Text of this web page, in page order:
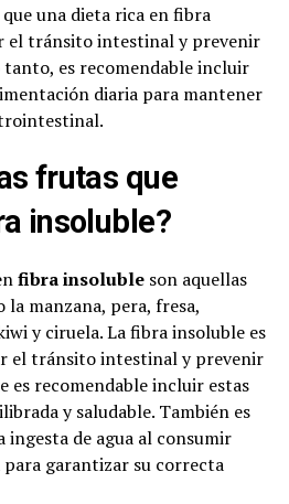
una dieta rica en fibra
el tránsito intestinal y prevenir
es recomendable incluir
diaria para mantener
frutas que
insoluble?
fibra insoluble son aquellas
manzana, pera, fresa,
y ciruela. La fibra insoluble es
el tránsito intestinal y prevenir
es recomendable incluir estas
y saludable. También es
de agua al consumir
garantizar su correcta